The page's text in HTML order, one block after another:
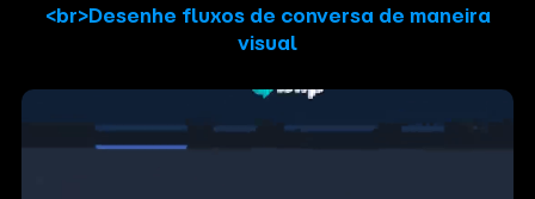
<br>Desenhe fluxos de conversa de maneira
visual